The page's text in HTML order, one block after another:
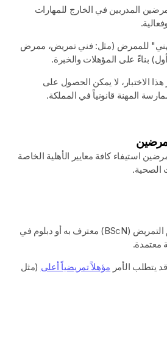
المدربين في الخارج للمهارات
للممرض (مثل: فني تمريض، ممرض
بناءً على المؤهلات والخبرة.
هذا الاختبار، لا يمكن الحصول على
المهنة قانونياً في المملكة.
استيفاء كافة معايير الأهلية الخاصة
الصحية.
بكالوريوس في علوم التمريض (BScN) معترف به أو دبلوم في
يتطلب الأمر مؤهلاً تمريضياً أعلى (مثل